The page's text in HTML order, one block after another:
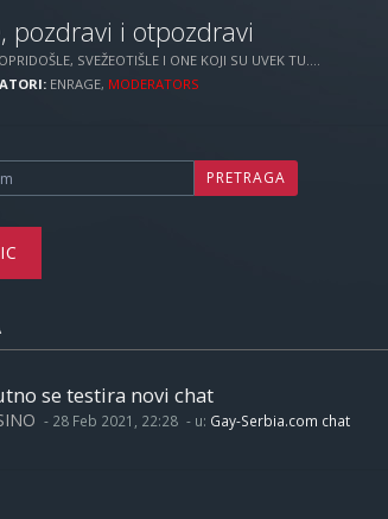
pozdravi i otpozdravi
SVEŽEOTIŠLE I ONE KOJI SU UVEK TU....
ENRAGE, MODERATORS
PRETRAGA
se testira novi chat
- 28 Feb 2021, 22:28 - u: Gay-Serbia.com chat